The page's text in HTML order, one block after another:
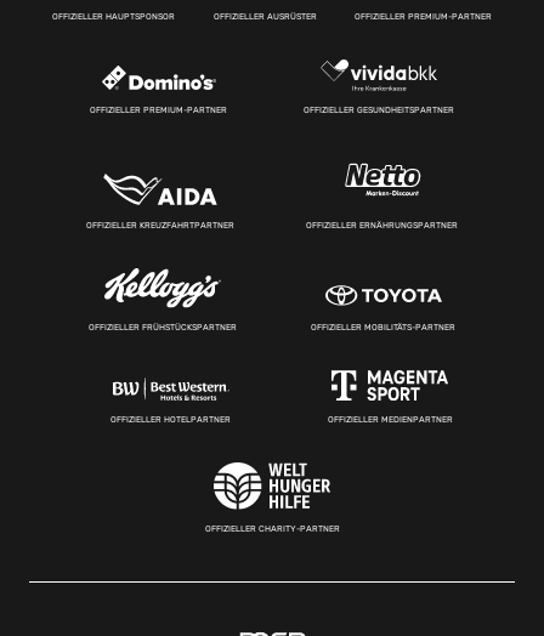
OFFIZIELLER HAUPTSPONSOR OFFIZIELLER AUSRÜSTER OFFIZIELLER PREMIUM-PARTNER
OFFIZIELLER PREMIUM-PARTNER OFFIZIELLER GESUNDHEITSPARTNER
OFFIZIELLER KREUZFAHRTPARTNER OFFIZIELLER ERNÄHRUNGSPARTNER
OFFIZIELLER FRÜHSTÜCKSPARTNER OFFIZIELLER MOBILITÄTS-PARTNER
OFFIZIELLER HOTELPARTNER OFFIZIELLER MEDIENPARTNER
OFFIZIELLER CHARITY-PARTNER